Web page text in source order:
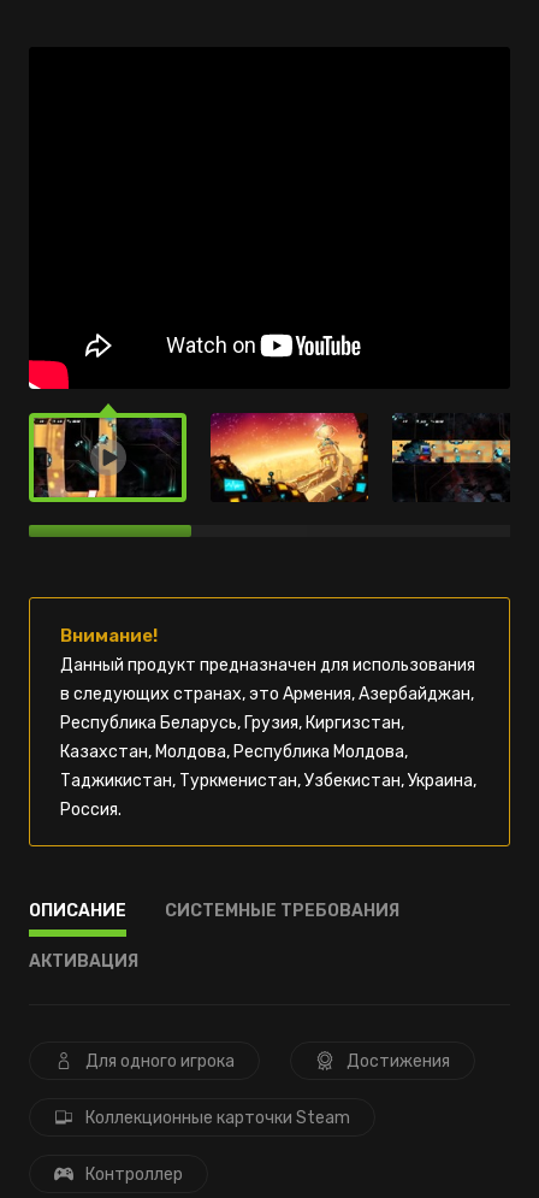
Внимание!
Данный продукт предназначен для использования
в следующих странах, это Армения, Азербайджан,
Республика Беларусь, Грузия, Киргизстан,
Казахстан, Молдова, Республика Молдова,
Таджикистан, Туркменистан, Узбекистан, Украина,
Россия.
ОПИСАНИЕ СИСТЕМНЫЕ ТРЕБОВАНИЯ
АКТИВАЦИЯ
Для одного игрока Достижения
Коллекционные карточки Steam
Контроллер